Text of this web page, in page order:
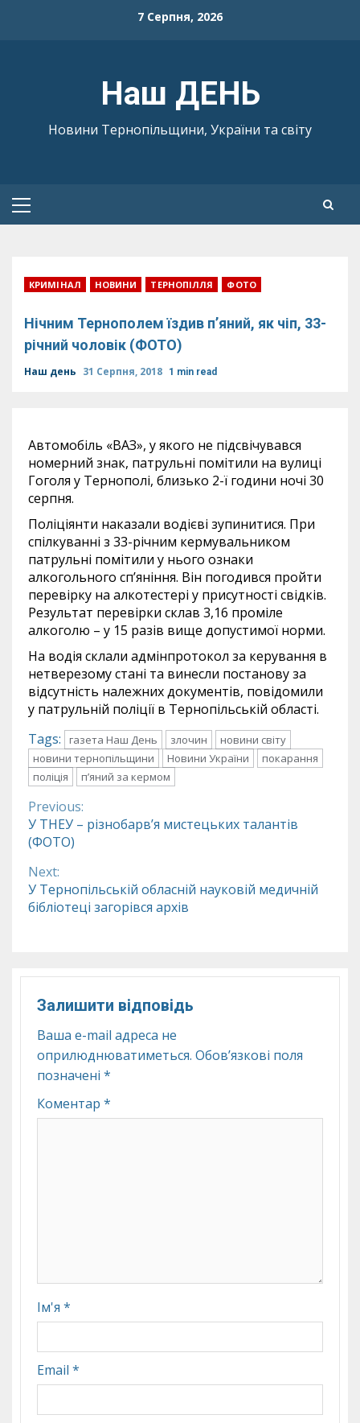
7 Серпня, 2026
Наш ДЕНЬ
Новини Тернопільщини, України та світу
Primary
КРИМІНАЛ НОВИНИ ТЕРНОПІЛЛЯ ФОТО
Нічним Тернополем їздив п’яний, як чіп, 33-
річний чоловік (ФОТО)
Наш день 31 Серпня, 2018 1 min read
Автомобіль «ВАЗ», у якого не підсвічувався
номерний знак, патрульні помітили на вулиці
Гоголя у Тернополі, близько 2-ї години ночі 30
серпня.
Поліціянти наказали водієві зупинитися. При
спілкуванні з 33-річним кермувальником
патрульні помітили у нього ознаки
алкогольного сп’яніння. Він погодився пройти
перевірку на алкотестері у присутності свідків.
Результат перевірки склав 3,16 проміле
алкоголю – у 15 разів вище допустимої норми.
На водія склали адмінпротокол за керування в
нетверезому стані та винесли постанову за
відсутність належних документів, повідомили
у патрульній поліції в Тернопільській області.
Tags:
газета Наш День злочин
новини світу
новини тернопільщини
Новини України
покарання
поліція
п’яний за кермом
Continue
Reading
Previous:
У ТНЕУ – різнобарв’я мистецьких талантів
(ФОТО)
Next:
У Тернопільській обласній науковій медичній
бібліотеці загорівся архів
Залишити відповідь
Ваша e-mail адреса не
оприлюднюватиметься. Обов’язкові поля
позначені *
Коментар *
Ім'я *
Email *